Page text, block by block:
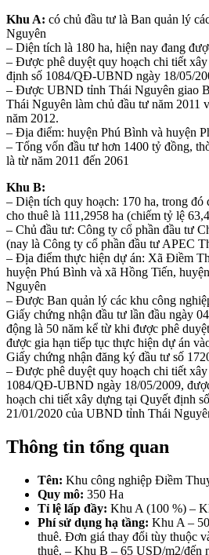
Khu A: có chủ đầu tư là Ban quản lý
Nguyên
– Diện tích là 180 ha, hiện nay đang
– Được phê duyệt quy hoạch chi tiết
định số 1084/QĐ-UBND ngày 18/05/
– Được UBND tỉnh Thái Nguyên giao
Thái Nguyên làm chủ đầu tư năm 2011
năm 2012.
– Địa điểm: huyện Phú Bình và huyện
– Tổng vốn đầu tư hơn 1400 tỷ đồng,
là từ năm 2011 đến 2061
Khu B:
– Diện tích quy hoạch: 170 ha, trong đó
cho thuê là 111,2958 ha (chiếm tỷ lệ
– Chủ đầu tư: Công ty cổ phần đầu tư
(nay là Công ty cổ phần đầu tư APEC
– Địa điểm thực hiện dự án: Xã Điềm
huyện Phú Bình và xã Hồng Tiến,
Nguyên
– Được Ban quản lý các khu công
Giấy chứng nhận đầu tư lần đầu ngày
động là 50 năm kể từ khi được phê
được gia hạn tiếp tục thực hiện dự án
Giấy chứng nhận đăng ký đầu tư số
– Được phê duyệt quy hoạch chi tiết
1084/QĐ-UBND ngày 18/05/2009,
hoạch chi tiết xây dựng tại Quyết định
21/01/2020 của UBND tỉnh Thái
Thông tin tổng quan
Tên: Khu công nghiệp Điềm
Quy mô: 350 Ha
Tỉ lệ lấp đầy: Khu A (100 %) –
Phí sử dụng hạ tầng: Khu A –
thuê. Đơn giá thay đổi tùy thuộc
thuê. – Khu B – 65 USD/m2/đến